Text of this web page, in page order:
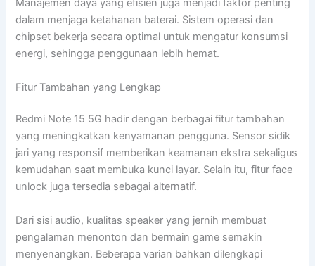
Manajemen daya yang efisien juga menjadi faktor penting
dalam menjaga ketahanan baterai. Sistem operasi dan
chipset bekerja secara optimal untuk mengatur konsumsi
energi, sehingga penggunaan lebih hemat.
Fitur Tambahan yang Lengkap
Redmi Note 15 5G hadir dengan berbagai fitur tambahan
yang meningkatkan kenyamanan pengguna. Sensor sidik
jari yang responsif memberikan keamanan ekstra sekaligus
kemudahan saat membuka kunci layar. Selain itu, fitur face
unlock juga tersedia sebagai alternatif.
Dari sisi audio, kualitas speaker yang jernih membuat
pengalaman menonton dan bermain game semakin
menyenangkan. Beberapa varian bahkan dilengkapi